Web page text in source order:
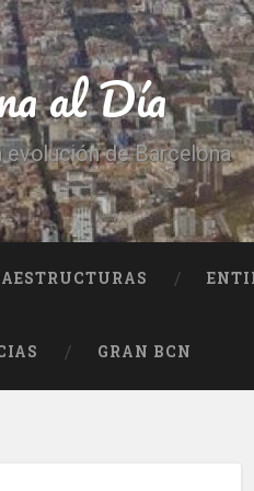
al Día
de Barcelona
GRAN BCN